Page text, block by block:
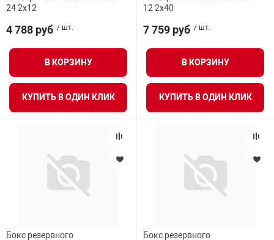
24 2х12
4 788 руб / шт.
В КОРЗИНУ
КУПИТЬ В ОДИН КЛИК
12 2х40
7 759 руб / шт.
В КОРЗИНУ
КУПИТЬ В ОДИН КЛИК
Бокс резервного
Бокс резервного